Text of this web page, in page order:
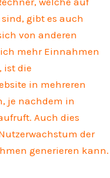
gibt es auch
von anderen
mehr Einnahmen
ist die
in mehreren
je nachdem in
Auch dies
der
generieren kann.